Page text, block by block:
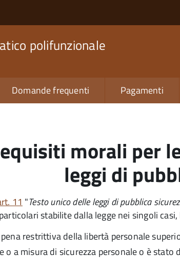
polifunzionale
Domande frequenti Pagamenti
morali per
leggi di
11 "Testo unico delle leggi di pubblica
stabilite dalla legge nei singoli
restrittiva della libertà personale
a misura di sicurezza personale o è